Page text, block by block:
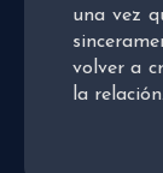
una vez
volver a
la relación.